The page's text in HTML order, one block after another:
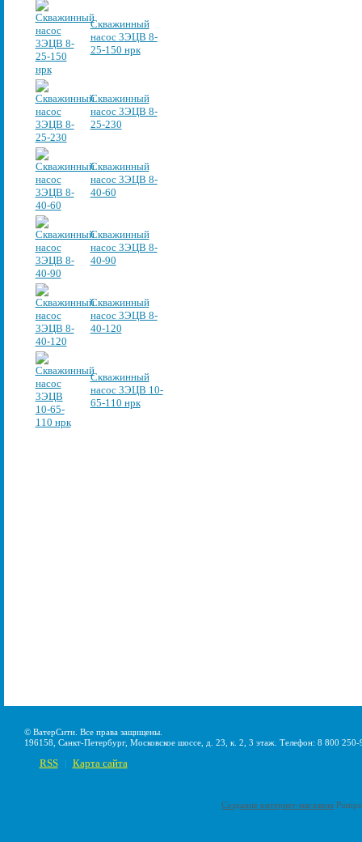
Скважинный
насос 3ЭЦВ 8-
25-150 нрк
Скважинный
насос 3ЭЦВ 8-
25-230
Скважинный
насос 3ЭЦВ 8-
40-60
Скважинный
насос 3ЭЦВ 8-
40-90
Скважинный
насос 3ЭЦВ 8-
40-120
Скважинный
насос 3ЭЦВ 10-
65-110 нрк
© ВатерСити. Все права защищены.
196158, Санкт-Петербург, Московское шоссе, д. 23, к. 2, 3 этаж. Телефон: 8 800
RSS Карта сайта
Создание интернет-магазина